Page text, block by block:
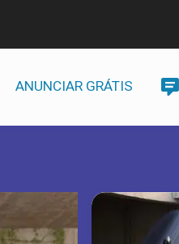
ANUNCIAR GRÁTIS